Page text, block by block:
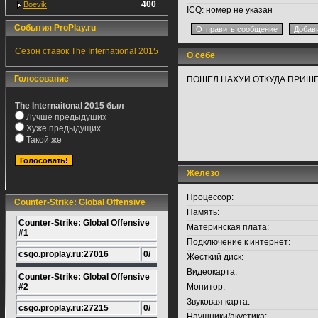
Boevik 400
События ProPlay.ru
Сезон ставок The International 2015
Голосование
The Internaitonal 2015 был
Лучше предыдуших
Хуже предыдущих
Такой же
Counter-Strike: Global Offensive
Counter-Strike: Global Offensive
#1
csgo.proplay.ru:27016 0/
Counter-Strike: Global Offensive
#2
csgo.proplay.ru:27215 0/
ICQ: номер не указан
О себе
ПОШЁЛ НАХУИ ОТКУДА
Железо
Процессор:
Память:
Материнская плата:
Подключение к интернет:
Жесткий диск:
Видеокарта:
Монитор:
Звуковая карта: